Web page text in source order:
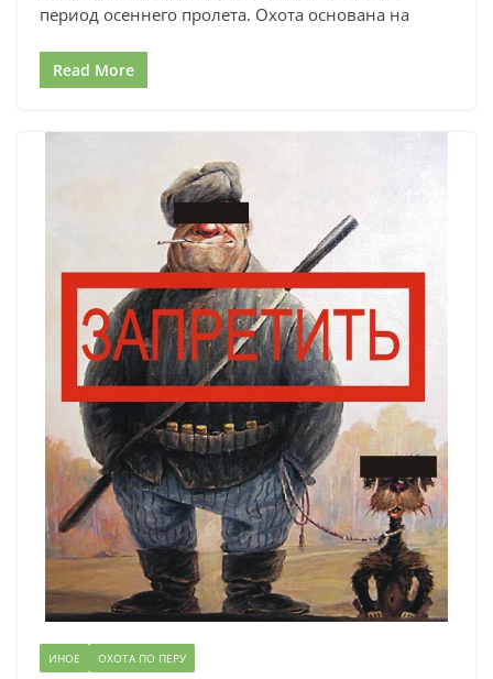
период осеннего пролета. Охота основана на
Read More
ИНОЕ ОХОТА ПО ПЕРУ